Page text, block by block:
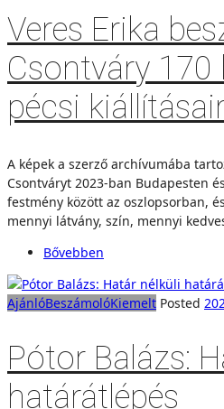
Veres Erika
Csontváry 170
pécsi
A képek a szerző archívumába
Csontváryt 2023-ban Budapesten
festmény között az oszlopsorban,
mennyi látvány, szín, mennyi
Bővebben
AjánlóBeszámolóKiemelt Posted
Pótor Balázs:
határátlépés